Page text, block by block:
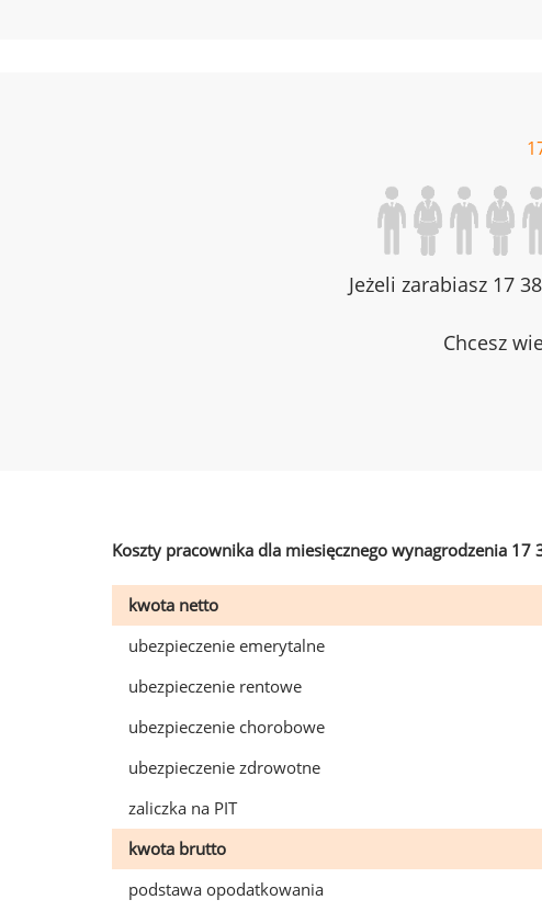
Jeżeli zarabiasz 17
Chcesz
Koszty pracownika dla miesięcznego wynagrodzenia 17
kwota netto
ubezpieczenie emerytalne
ubezpieczenie rentowe
ubezpieczenie chorobowe
ubezpieczenie zdrowotne
zaliczka na PIT
kwota brutto
podstawa opodatkowania